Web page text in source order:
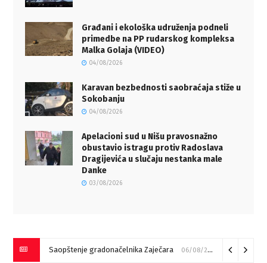
Građani i ekološka udruženja podneli
primedbe na PP rudarskog kompleksa
Malka Golaja (VIDEO)
04/08/2026
Karavan bezbednosti saobraćaja stiže u
Sokobanju
04/08/2026
Apelacioni sud u Nišu pravosnažno
obustavio istragu protiv Radoslava
Dragijevića u slučaju nestanka male
Danke
03/08/2026
Saopštenje gradonačelnika Zaječara 06/08/2026